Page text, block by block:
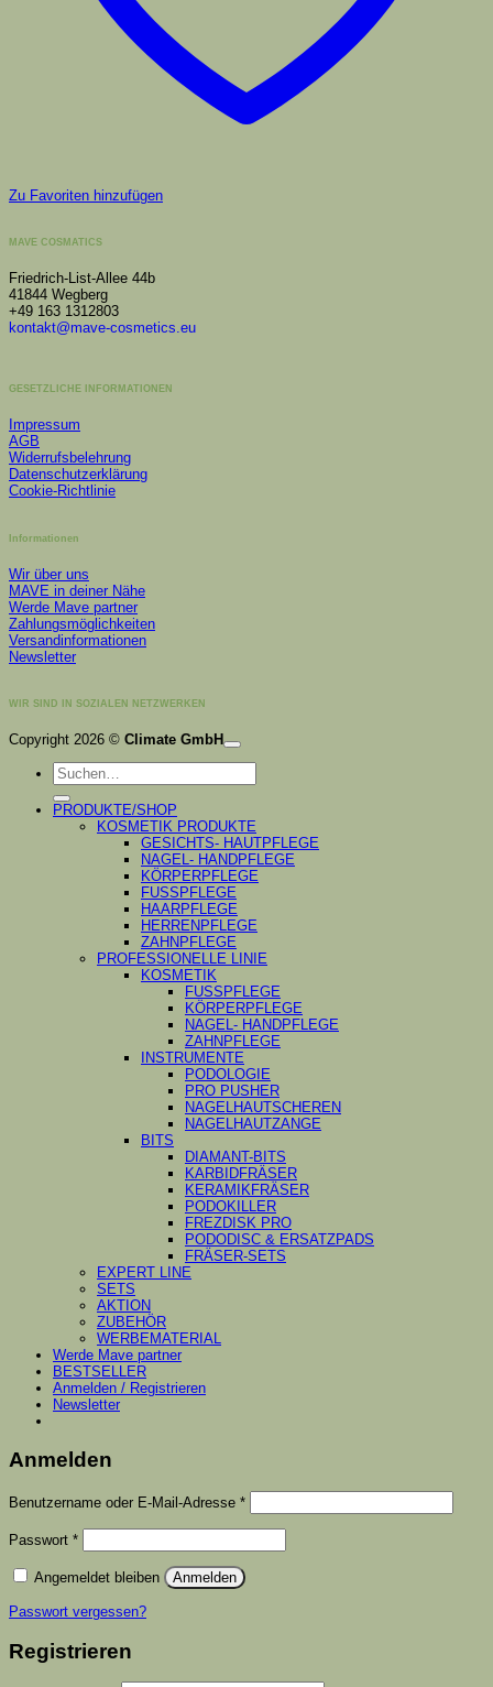
Zu Favoriten hinzufügen
MAVE COSMATICS
Friedrich-List-Allee 44b
41844 Wegberg
+49 163 1312803
kontakt@mave-cosmetics.eu
GESETZLICHE INFORMATIONEN
Impressum
AGB
Widerrufsbelehrung
Datenschutzerklärung
Cookie-Richtlinie
Informationen
Wir über uns
MAVE in deiner Nähe
Werde Mave partner
Zahlungsmöglichkeiten
Versandinformationen
Newsletter
WIR SIND IN SOZIALEN NETZWERKEN
Copyright 2026 © Climate GmbH
Suchen
nach:
PRODUKTE/SHOP
KOSMETIK PRODUKTE
GESICHTS- HAUTPFLEGE
NAGEL- HANDPFLEGE
KÖRPERPFLEGE
FUSSPFLEGE
HAARPFLEGE
HERRENPFLEGE
ZAHNPFLEGE
PROFESSIONELLE LINIE
KOSMETIK
FUSSPFLEGE
KÖRPERPFLEGE
NAGEL- HANDPFLEGE
ZAHNPFLEGE
INSTRUMENTE
PODOLOGIE
PRO PUSHER
NAGELHAUTSCHEREN
NAGELHAUTZANGE
BITS
DIAMANT-BITS
KARBIDFRÄSER
KERAMIKFRÄSER
PODOKILLER
FREZDISK PRO
PODODISC & ERSATZPADS
FRÄSER-SETS
EXPERT LINE
SETS
AKTION
ZUBEHÖR
WERBEMATERIAL
Werde Mave partner
BESTSELLER
Anmelden / Registrieren
Newsletter
Anmelden
Benutzername oder E-Mail-Adresse *Erforderlich
Passwort *Erforderlich
Angemeldet bleiben Anmelden
Passwort vergessen?
Registrieren